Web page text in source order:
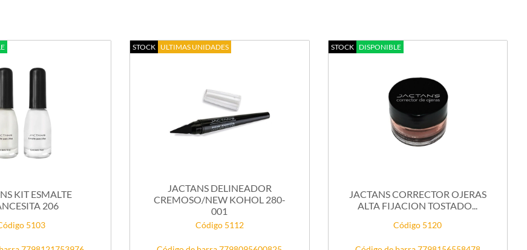
KIT ESMALTE
206
5103
STOCK ULTIMAS UNIDADES
JACTANS DELINEADOR
CREMOSO/NEW KOHOL 280-
001
Código 5112
STOCK DISPONIBLE
JACTANS CORRECTOR OJERAS
ALTA FIJACION TOSTADO...
Código 5120